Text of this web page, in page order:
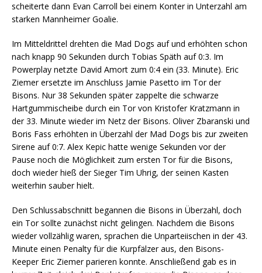
scheiterte dann Evan Carroll bei einem Konter in Unterzahl am
starken Mannheimer Goalie.
Im Mitteldrittel drehten die Mad Dogs auf und erhöhten schon
nach knapp 90 Sekunden durch Tobias Späth auf 0:3. Im
Powerplay netzte David Amort zum 0:4 ein (33. Minute). Eric
Ziemer ersetzte im Anschluss Jamie Pasetto im Tor der
Bisons. Nur 38 Sekunden später zappelte die schwarze
Hartgummischeibe durch ein Tor von Kristofer Kratzmann in
der 33. Minute wieder im Netz der Bisons. Oliver Zbaranski und
Boris Fass erhöhten in Überzahl der Mad Dogs bis zur zweiten
Sirene auf 0:7. Alex Kepic hatte wenige Sekunden vor der
Pause noch die Möglichkeit zum ersten Tor für die Bisons,
doch wieder hieß der Sieger Tim Uhrig, der seinen Kasten
weiterhin sauber hielt.
Den Schlussabschnitt begannen die Bisons in Überzahl, doch
ein Tor sollte zunächst nicht gelingen. Nachdem die Bisons
wieder vollzählig waren, sprachen die Unparteiischen in der 43.
Minute einen Penalty für die Kurpfälzer aus, den Bisons-
Keeper Eric Ziemer parieren konnte. Anschließend gab es in